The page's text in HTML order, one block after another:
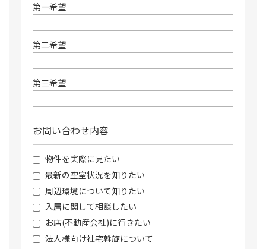
第一希望
第二希望
第三希望
お問い合わせ内容
物件を実際に見たい
最新の空室状況を知りたい
周辺環境について知りたい
入居に関して相談したい
お店(不動産会社)に行きたい
法人様向け社宅斡旋について